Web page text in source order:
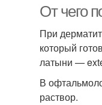
От чего
При
который
латыни —
В
раствор.